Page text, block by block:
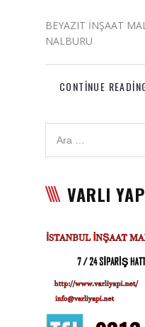
Alçı Yapıştırma
Satışı
Kaba İnşaat Malzemeleri
Satışı
Asma Tavan
Asma Tavan Karolam
Malzeme Satışı
BEYAZIT İNŞAAT
CONTINUE
VARLI